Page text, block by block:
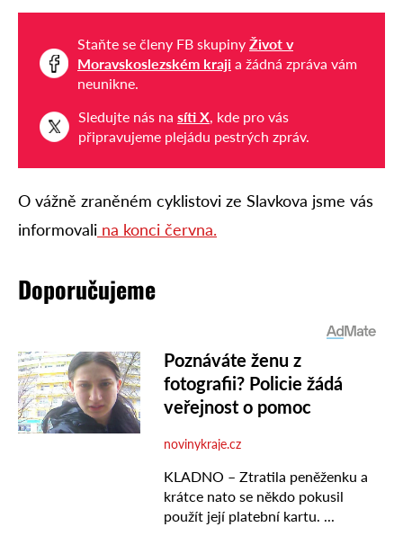
Staňte se členy FB skupiny Život v
Moravskoslezském kraji a žádná zpráva vám
neunikne.
Sledujte nás na síti X, kde pro vás
připravujeme plejádu pestrých zpráv.
O vážně zraněném cyklistovi ze Slavkova jsme vás
informovali na konci června.
Doporučujeme